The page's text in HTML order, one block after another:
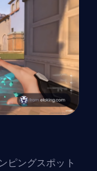
ピングスポット